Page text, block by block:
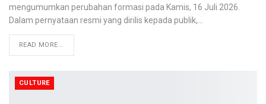
mengumumkan perubahan formasi pada Kamis, 16 Juli 2026.
Dalam pernyataan resmi yang dirilis kepada publik,…
READ MORE...
CULTURE